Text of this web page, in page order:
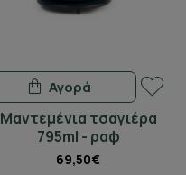
Μαντεμένια τσαγιέρα
795ml - ραφ
69,50€
Αγορά